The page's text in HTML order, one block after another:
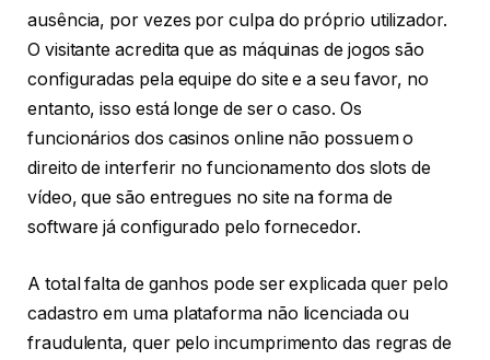
ausência, por vezes por culpa do próprio utilizador.
O visitante acredita que as máquinas de jogos são
configuradas pela equipe do site e a seu favor, no
entanto, isso está longe de ser o caso. Os
funcionários dos casinos online não possuem o
direito de interferir no funcionamento dos slots de
vídeo, que são entregues no site na forma de
software já configurado pelo fornecedor.
A total falta de ganhos pode ser explicada quer pelo
cadastro em uma plataforma não licenciada ou
fraudulenta, quer pelo incumprimento das regras de